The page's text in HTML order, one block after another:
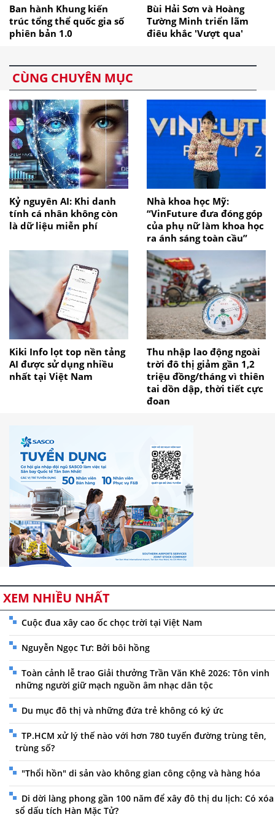
Ban hành Khung kiến
trúc tổng thể quốc gia số
phiên bản 1.0
Bùi Hải Sơn và Hoàng
Tường Minh triển lãm
điêu khắc 'Vượt qua'
CÙNG CHUYÊN MỤC
Kỷ nguyên AI: Khi danh
tính cá nhân không còn
là dữ liệu miễn phí
Nhà khoa học Mỹ:
“VinFuture đưa đóng góp
của phụ nữ làm khoa học
ra ánh sáng toàn cầu”
Kiki Info lọt top nền tảng
AI được sử dụng nhiều
nhất tại Việt Nam
Thu nhập lao động ngoài
trời đô thị giảm gần 1,2
triệu đồng/tháng vì thiên
tai dồn dập, thời tiết cực
đoan
XEM NHIỀU NHẤT
Cuộc đua xây cao ốc chọc trời tại Việt Nam
Nguyễn Ngọc Tư: Bởi bôi hồng
Toàn cảnh lễ trao Giải thưởng Trần Văn Khê 2026: Tôn vinh
những người giữ mạch nguồn âm nhạc dân tộc
Du mục đô thị và những đứa trẻ không có ký ức
TP.HCM xử lý thế nào với hơn 780 tuyến đường trùng tên,
trùng số?
"Thổi hồn" di sản vào không gian công cộng và hàng hóa
Di dời làng phong gần 100 năm để xây đô thị du lịch: Có xóa
sổ dấu tích Hàn Mặc Tử?